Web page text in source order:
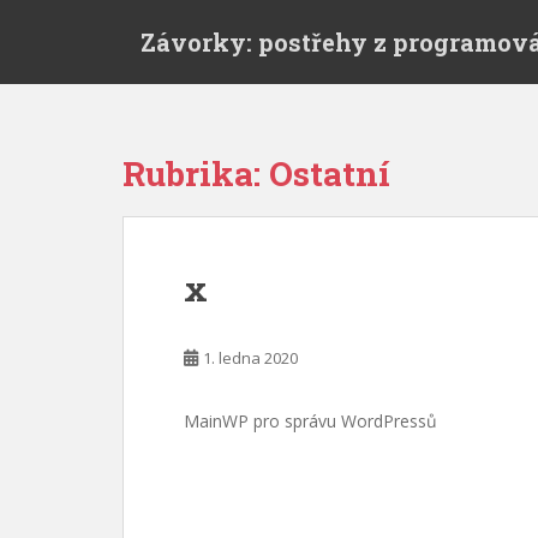
Závorky: postřehy z
Rubrika: Ostatní
x
1. ledna 2020
MainWP pro správu WordPressů